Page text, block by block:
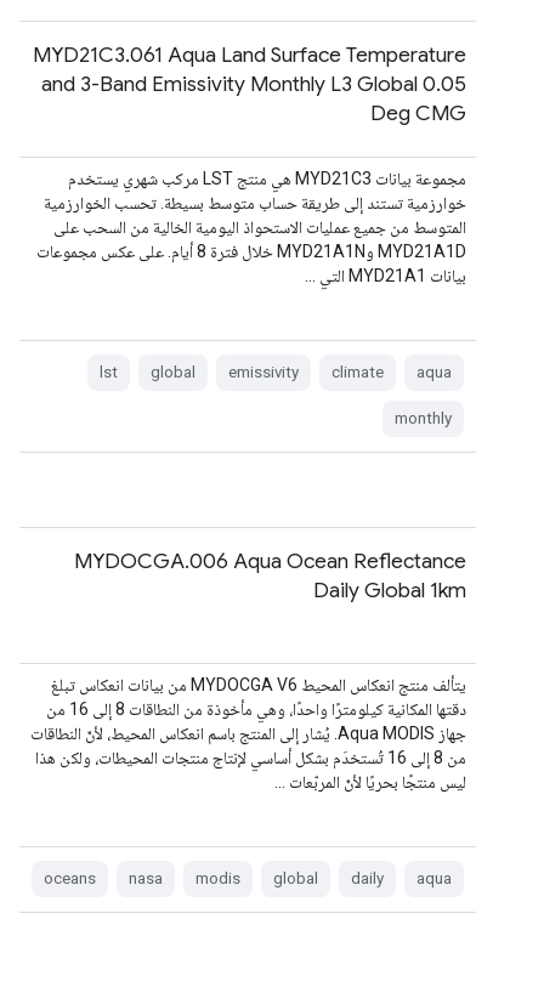
MYD21C3.061 Aqua Land Surface Temperature
and 3-Band Emissivity Monthly L3 Global 0.05
Deg CMG
مجموعة بيانات MYD21C3 هي منتج LST مركب شهري يستخدم
خوارزمية تستند إلى طريقة حساب متوسط بسيطة. تحسب الخوارزمية
المتوسط من جميع عمليات الاستحواذ اليومية الخالية من السحب على
MYD21A1D وMYD21A1N خلال فترة 8 أيام. على عكس مجموعات
بيانات MYD21A1 التي …
aqua
climate
emissivity
global
lst
monthly
MYDOCGA.006 Aqua Ocean Reflectance
Daily Global 1km
يتألف منتج انعكاس المحيط MYDOCGA V6 من بيانات انعكاس تبلغ
دقتها المكانية كيلومترًا واحدًا، وهي مأخوذة من النطاقات 8 إلى 16 من
جهاز Aqua MODIS. يُشار إلى المنتج باسم انعكاس المحيط، لأنّ النطاقات
من 8 إلى 16 تُستخدَم بشكل أساسي لإنتاج منتجات المحيطات، ولكن هذا
ليس منتجًا بحريًا لأنّ المربّعات …
aqua
daily
global
modis
nasa
oceans